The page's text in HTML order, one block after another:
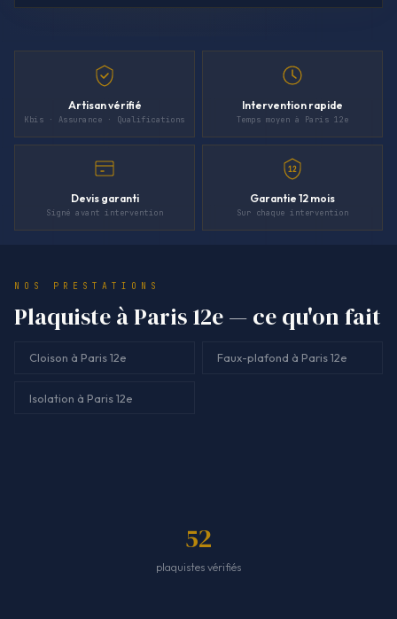
Artisan vérifié
Kbis · Assurance · Qualifications
Intervention rapide
Temps moyen à Paris 12e
Devis garanti
Signé avant intervention
12
Garantie 12 mois
Sur chaque intervention
NOS PRESTATIONS
Plaquiste à Paris 12e — ce qu'on fait
Cloison à Paris 12e Faux-plafond à Paris 12e
Isolation à Paris 12e
52
plaquistes vérifiés